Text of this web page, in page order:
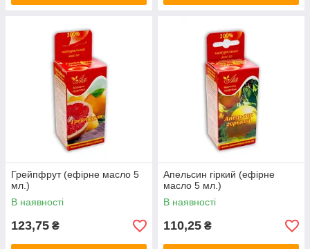
Грейпфрут (ефірне масло 5
мл.)
В наявності
123,75 ₴
Апельсин гіркий (ефірне
масло 5 мл.)
В наявності
110,25 ₴